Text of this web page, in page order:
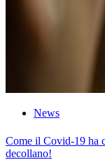
News
Come il Covid-19 ha
decollano!